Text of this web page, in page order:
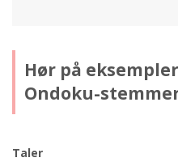
Hør på
Ondoku-
Taler